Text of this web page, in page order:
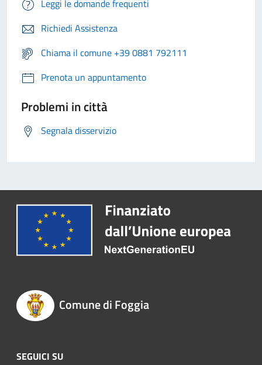
Leggi le domande frequenti
Richiedi Assistenza
Chiama il comune +39 0881 792111
Prenota un appuntamento
Problemi in città
Segnala disservizio
Comune di Foggia
SEGUICI SU